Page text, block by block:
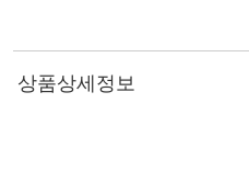
상품상세정보